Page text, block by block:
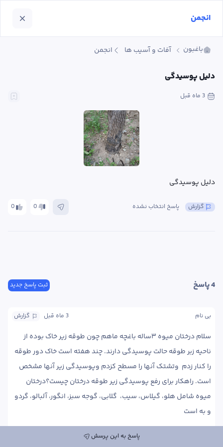
باغبون آفات و آسیب ها انجمن
دلیل پوسیدگی
3 ماه قبل
دلیل پوسیدگی
0 0 پاسخ انتخاب نشده گزارش
ثبت پاسخ جدید 4 پاسخ
گزارش 3 ماه قبل بی نام
و به است
پاسخ به این پرسش
انجمن